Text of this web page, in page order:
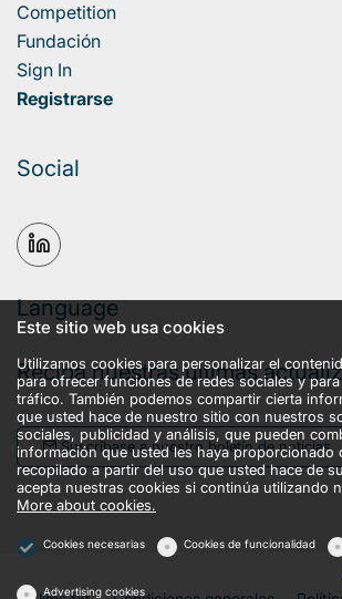
Competition
Fundación
Sign In
Registrarse
Social
Language
Reciba nuestras últimas
Suscríbase a nuestro boletín de noticias
Este sitio web usa cookies
Utilizamos cookies para personalizar el
para ofrecer funciones de redes sociales y
tráfico. También podemos compartir cierta
que usted hace de nuestro sitio con nuestros
sociales, publicidad y análisis, que pueden
información que usted les haya proporcionado
recopilado a partir del uso que usted hace de
acepta nuestras cookies si continúa utilizando
More about cookies.
Cookies necesarias Cookies de funcionalidad
Advertising cookies